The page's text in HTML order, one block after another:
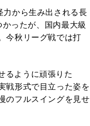
から生み出される長
ったが、国内最大級
今秋リーグ戦では打
るように頑張りた
戦形式で目立った姿を
のフルスイングを見せ